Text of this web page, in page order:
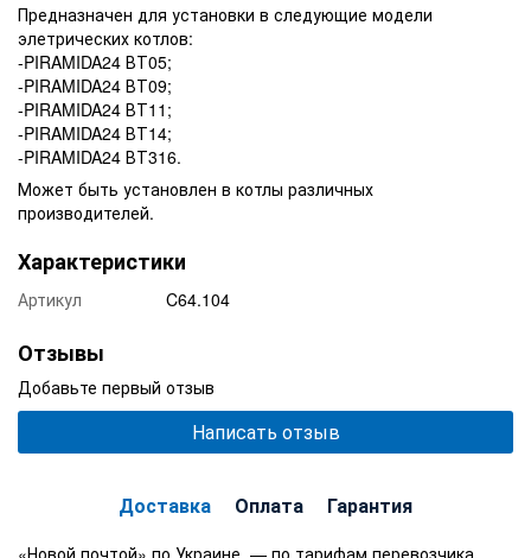
Предназначен для установки в следующие модели
элетрических котлов:
-PIRAMIDA24 ВТ05;
-PIRAMIDA24 ВТ09;
-PIRAMIDA24 ВТ11;
-PIRAMIDA24 ВТ14;
-PIRAMIDA24 ВТ316.
Может быть установлен в котлы различных
производителей.
Характеристики
Артикул C64.104
Отзывы
Добавьте первый отзыв
Написать отзыв
Доставка Оплата Гарантия
«Новой почтой» по Украине — по тарифам перевозчика.